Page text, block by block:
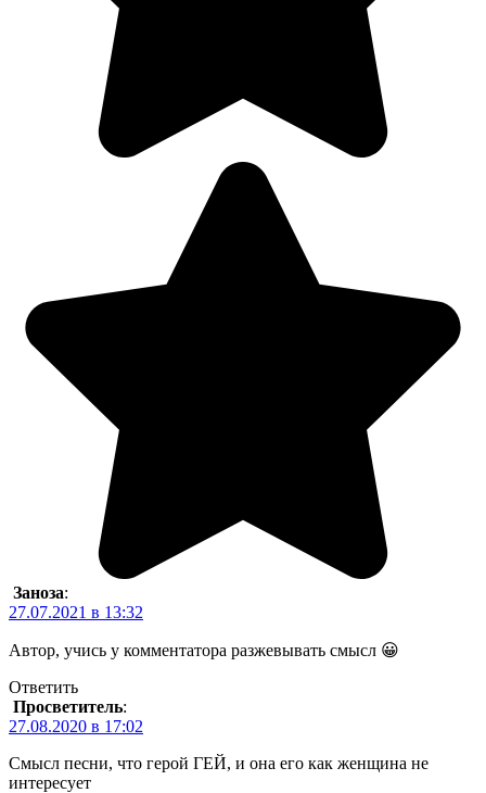
Заноза:
27.07.2021 в 13:32
Автор, учись у комментатора разжевывать смысл 😀
Ответить
Просветитель:
27.08.2020 в 17:02
Смысл песни, что герой ГЕЙ, и она его как женщина не
интересует